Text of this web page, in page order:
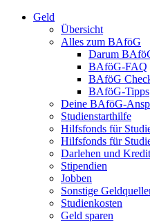
Geld
Übersicht
Alles zum BAföG
Darum
BAföG-FAQ
BAföG
BAföG-Tipps
Deine BAföG-
Studienstarthilfe
Hilfsfonds für
Hilfsfonds für
Darlehen und
Stipendien
Jobben
Sonstige
Studienkosten
Geld sparen